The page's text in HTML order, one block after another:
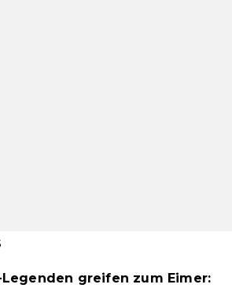
Legenden greifen zum Eimer: